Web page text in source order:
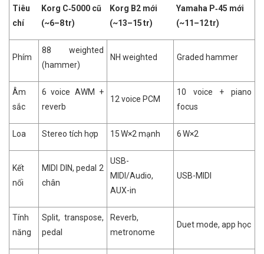
Tiêu
chí
Korg C‑5000 cũ
(~6–8 tr)
Korg B2 mới
(~13–15 tr)
Yamaha P‑45 mới
(~11–12 tr)
Phím
88 weighted
(hammer)
NH weighted Graded hammer
Âm
sắc
6 voice AWM +
reverb
12 voice PCM
10 voice + piano
focus
Loa Stereo tích hợp 15 W×2 mạnh 6 W×2
Kết
nối
MIDI DIN, pedal 2
chân
USB-
MIDI/Audio,
AUX-in
USB-MIDI
Tính
năng
Split, transpose,
pedal
Reverb,
metronome
Duet mode, app học